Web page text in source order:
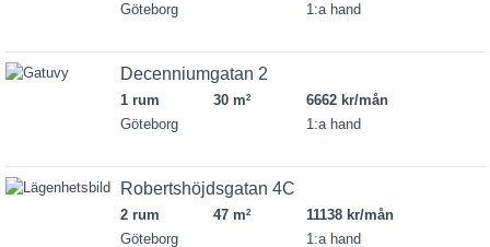
Göteborg
1:a hand
Decenniumgatan 2
1 rum 30 m2
6662 kr/mån
Göteborg
1:a hand
Robertshöjdsgatan 4C
2 rum 47 m2
11138 kr/mån
Göteborg
1:a hand